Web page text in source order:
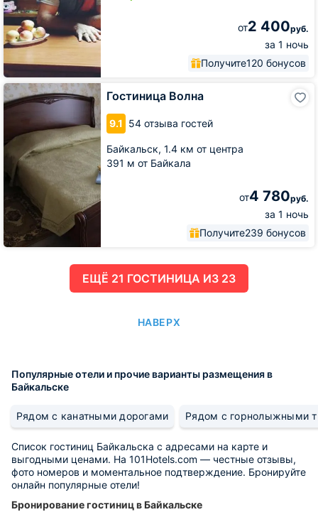
от2 400руб.
за 1 ночь
Получите120 бонусов
Гостиница Волна
9.1 54 отзыва гостей
Байкальск, 1.4 км от центра
391 м от Байкала
от4 780руб.
за 1 ночь
Получите239 бонусов
Гостиница
Волна
ЕЩË 21 ГОСТИНИЦА ИЗ 23
НАВЕРХ
Популярные отели и прочие варианты размещения в
Байкальске
Рядом с канатными дорогами Рядом с горнолыжными
Список гостиниц Байкальска с адресами на карте и
выгодными ценами. На 101Hotels.com — честные отзывы,
фото номеров и моментальное подтверждение. Бронируйте
онлайн популярные отели!
Бронирование гостиниц в Байкальске